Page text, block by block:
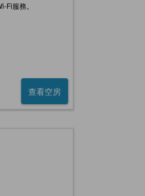
服務。
查看空房